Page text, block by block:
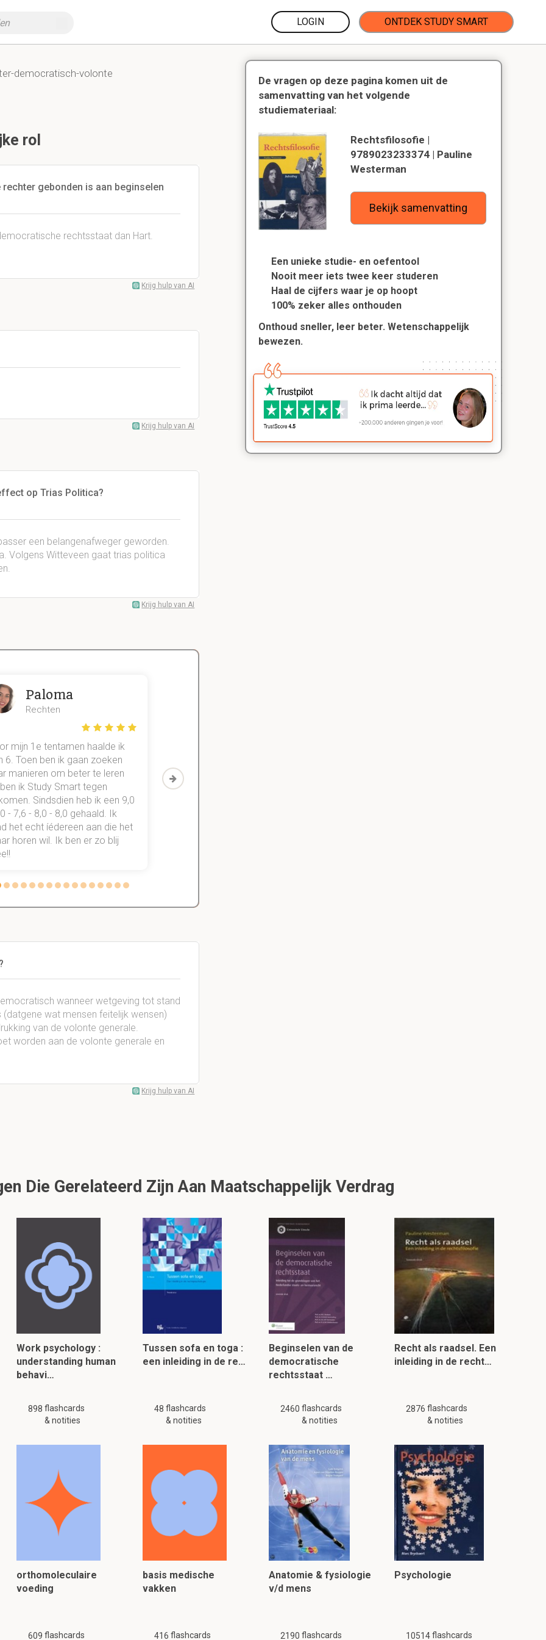
LOGIN ONTDEK STUDY SMART
democratisch-volonte
rol
gebonden is aan beginselen
rechtsstaat dan Hart.
Krijg hulp van AI
Krijg hulp van AI
op Trias Politica?
een belangenafweger geworden.
Volgens Witteveen gaat trias politica
Krijg hulp van AI
Paloma
Rechten
mijn 1e tentamen haalde ik
6. Toen ben ik gaan zoeken
manieren om beter te leren
ik Study Smart tegen
Sindsdien heb ik een 9,0
- 7,6 - 8,0 - 8,0 gehaald. Ik
het echt íédereen aan die het
horen wil. Ik ben er zo blij
vakken. Sinds ik mijn
aantekeningen digitaal maak in
wanneer wetgeving tot stand
wat mensen feitelijk wensen)
van de volonte generale.
worden aan de volonte generale en
Krijg hulp van AI
De vragen op deze pagina komen uit de
samenvatting van het volgende
studiemateriaal:
Rechtsfilosofie |
9789023233374 | Pauline
Westerman
Bekijk samenvatting
Een unieke studie- en oefentool
Nooit meer iets twee keer studeren
Haal de cijfers waar je op hoopt
100% zeker alles onthouden
Onthoud sneller, leer beter. Wetenschappelijk
bewezen.
Die Gerelateerd Zijn Aan Maatschappelijk Verdrag
Work psychology :
understanding human
behavi…
898 flashcards
& notities
Tussen sofa en toga :
een inleiding in de re…
48 flashcards
& notities
Beginselen van de
democratische
rechtsstaat …
2460 flashcards
& notities
Recht als raadsel. Een
inleiding in de recht…
2876 flashcards
& notities
orthomoleculaire
voeding
609 flashcards
basis medische
vakken
416 flashcards
Anatomie & fysiologie
v/d mens
2190 flashcards
Psychologie
10514 flashcards